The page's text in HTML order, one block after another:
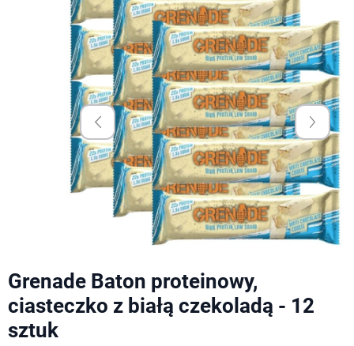
Grenade Baton proteinowy,
ciasteczko z białą czekoladą - 12
sztuk